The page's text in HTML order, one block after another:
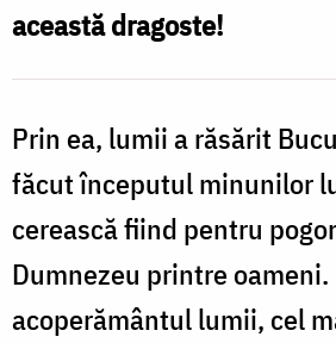
această dragoste!
Prin ea, lumii a răsărit
făcut începutul minunilor
cerească fiind pentru
Dumnezeu printre oameni.
acoperământul lumii, cel